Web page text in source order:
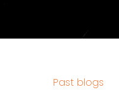
Past blogs